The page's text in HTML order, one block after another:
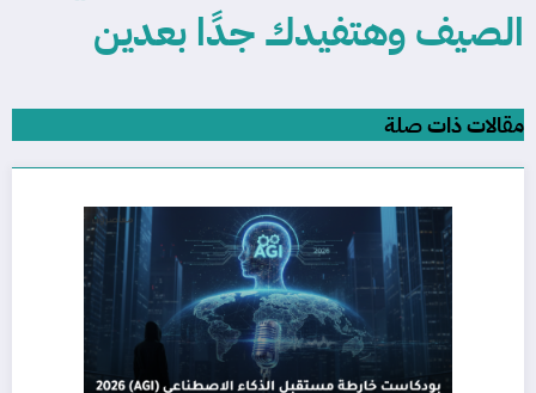
الصيف وهتفيدك جدًا بعدين
مقالات ذات صلة